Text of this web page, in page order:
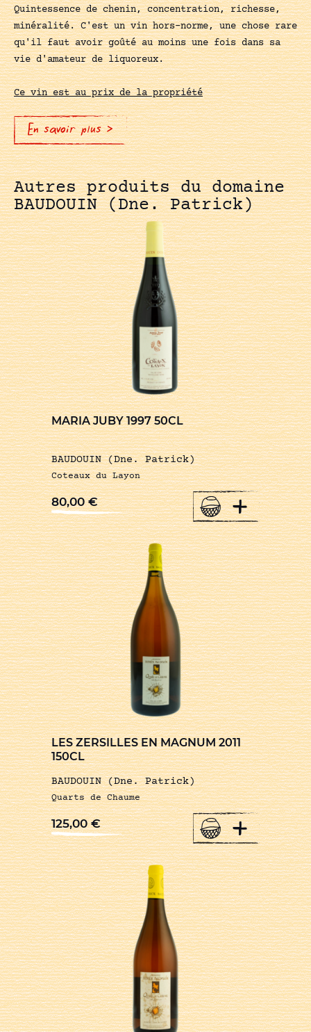
Quintessence de chenin, concentration, richesse,
minéralité. C'est un vin hors-norme, une chose rare
qu'il faut avoir goûté au moins une fois dans sa
vie d'amateur de liquoreux.
Ce vin est au prix de la propriété
En savoir plus >
Autres produits du domaine
BAUDOUIN (Dne. Patrick)
MARIA JUBY 1997 50CL
BAUDOUIN (Dne. Patrick)
Coteaux du Layon
80,00€ +
LES ZERSILLES EN MAGNUM 2011
150CL
BAUDOUIN (Dne. Patrick)
Quarts de Chaume
125,00€ +